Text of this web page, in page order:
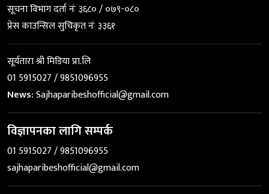
सूचना विभाग दर्ता नंः ३६८० / ०७९-०८०
प्रेस काउन्सिल सुचिकृत नंः ३३६१
सूर्यतारा श्री मिडिया प्रा.लि
01 5915027 / 9851096955
News:Sajhaparibeshofficial@gmail.com
विज्ञापनका लागि सम्पर्क
01 5915027 / 9851096955
sajhaparibeshofficial@gmail.com